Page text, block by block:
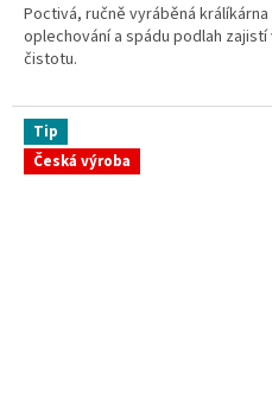
z
5
hvězdiček.
Poctivá, ručně vyráběná
oplechování a spádu podlah
čistotu.
Tip
Česká výroba